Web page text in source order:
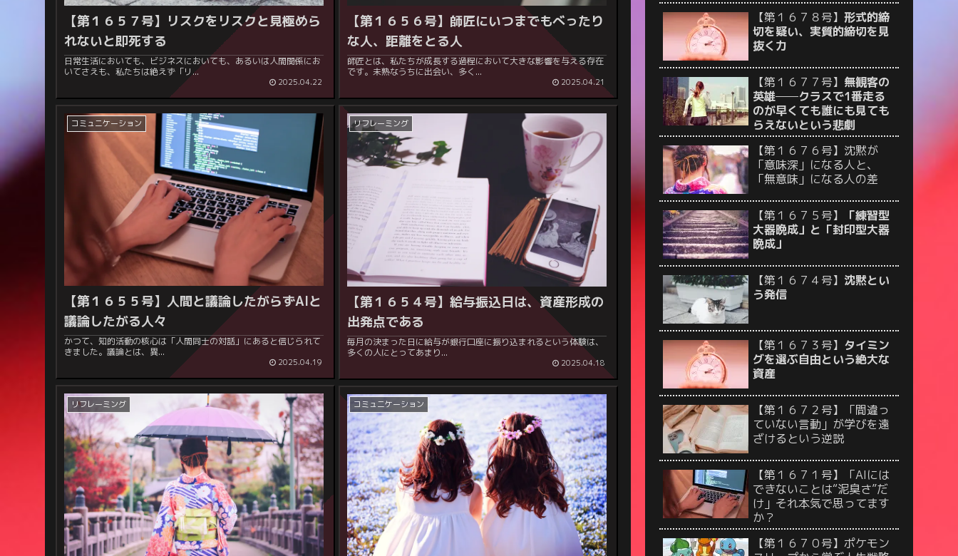
【第１６５７号】 リスクをリスクと見極めら
れないと即死する
日常生活においても、ビジネスにおいても、あるいは人間関係にお
いてさえも、私たちは絶えず「リ...
2025.04.22
【第１６５６号】 師匠にいつまでもべったり
な人、距離をとる人
師匠とは、私たちが成長する過程において大きな影響を与える存在
です。未熟なうちに出会い、多く...
2025.04.21
コミュニケーション
【第１６５５号】人間と議論したがらずAIと
議論したがる人々
かつて、知的活動の核心は「人間同士の対話」にあると信じられて
きました。議論とは、異...
2025.04.19
リフレーミング
【第１６５４号】給与振込日は、資産形成の
出発点である
毎月の決まった日に給与が銀行口座に振り込まれるという体験は、
多くの人にとってあまり...
2025.04.18
リフレーミング コミュニケーション
【第１６７８号】 形式的締
切を疑い、実質的締切を見
抜く力
【第１６７７号】 無観客の
英雄──クラスで1番走る
のが早くても誰にも見ても
らえないという悲劇
【第１６７６号】沈黙が
「意味深」になる人と、
「無意味」になる人の差
【第１６７５号】
「練習型
大器晩成」と「封印型大器
晩成」
【第１６７４号】 沈黙とい
う発信
【第１６７３号】 タイミン
グを選ぶ自由という絶大な
資産
【第１６７２号】「間違っ
ていない言動」が学びを遠
ざけるという逆説
【第１６７１号】「AIには
できないことは“泥臭さ”だ
け」それ本気で思ってます
か？
【第１６７０号】ポケモン